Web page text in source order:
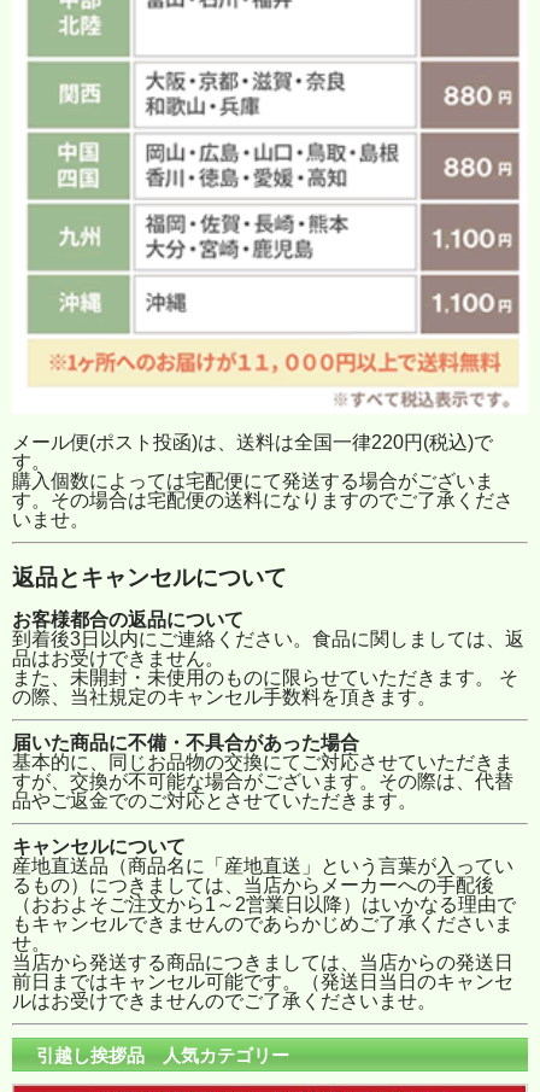
メール便(ポスト投函)は、送料は全国一律220円(税込)で
す。
購入個数によっては宅配便にて発送する場合がございま
す。その場合は宅配便の送料になりますのでご了承くださ
いませ。
返品とキャンセルについて
お客様都合の返品について
到着後3日以内にご連絡ください。食品に関しましては、返
品はお受けできません。
また、未開封・未使用のものに限らせていただきます。 そ
の際、当社規定のキャンセル手数料を頂きます。
届いた商品に不備・不具合があった場合
基本的に、同じお品物の交換にてご対応させていただきま
すが、交換が不可能な場合がございます。その際は、代替
品やご返金でのご対応とさせていただきます。
キャンセルについて
産地直送品（商品名に「産地直送」という言葉が入ってい
るもの）につきましては、当店からメーカーへの手配後
（おおよそご注文から1～2営業日以降）はいかなる理由で
もキャンセルできませんのであらかじめご了承くださいま
せ。
当店から発送する商品につきましては、当店からの発送日
前日まではキャンセル可能です。（発送日当日のキャンセ
ルはお受けできませんのでご了承くださいませ。
引越し挨拶品 人気カテゴリー